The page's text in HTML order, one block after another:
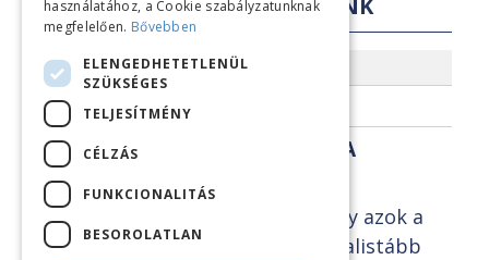
LEGFRISSEBB KÖZLEMÉNYEINK
2026.04.13.
SAJTÓKÖZLEMÉNYEK
A MEDIÁN REALISTÁBB VOLT A
NÉZŐPONT INTÉZETNÉL
A Nézőpont Intézet elismeri, hogy azok a
közvélemény-kutatások adtak realistább
használatához, a Cookie szabályzatunknak
megfelelően. Bővebben
ELENGEDHETETLENÜL
SZÜKSÉGES
TELJESÍTMÉNY
CÉLZÁS
FUNKCIONALITÁS
BESOROLATLAN